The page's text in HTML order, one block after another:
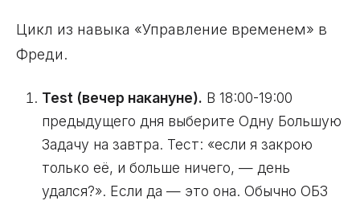
Цикл из навыка «Управление временем» в
Фреди.
Test (вечер накануне). В 18:00-19:00
предыдущего дня выберите Одну Большую
Задачу на завтра. Тест: «если я закрою
только её, и больше ничего, — день
удался?». Если да — это она. Обычно ОБЗ